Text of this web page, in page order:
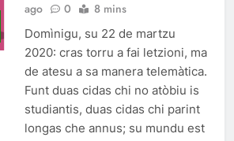
ago
0 8 mins
Domìnigu, su 22 de martzu
2020: cras torru a fai letzioni, ma
de atesu a sa manera telemàtica.
Funt duas cidas chi no atòbiu is
studiantis, duas cidas chi parint
longas che annus; su mundu est